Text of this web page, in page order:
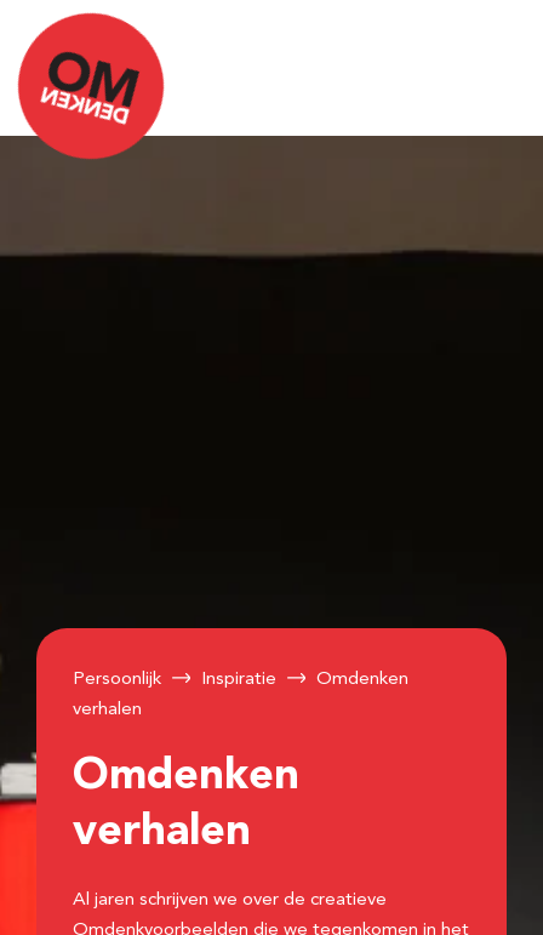
Persoonlijk Inspiratie
Omdenken
verhalen
Omdenken
verhalen
Al jaren schrijven we over de creatieve
Omdenkvoorbeelden die we tegenkomen in het